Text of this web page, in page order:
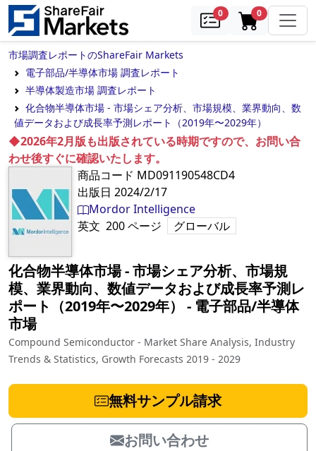
0samples0in cart
市場調査レポートのShareFair Markets
電子部品/半導体市場 調査レポート
半導体製造市場 調査レポート
化合物半導体市場 - 市場シェア分析、市場規模、業界動向、数
値データおよび成長率予測レポート（2019年〜2029年）
◆2026年2月版も出版されている時期ですので、お問い合
わせ後すぐに確認いたします。
商品コード MD091190548CD4
出版日 2024/2/17
Mordor Intelligence
英文 200ページ グローバル
化合物半導体市場 - 市場シェア分析、市場規
模、業界動向、数値データおよび成長率予測レ
ポート（2019年〜2029年）
‐ 電子部品/半導体
市場
Compound Semiconductor - Market Share Analysis, Industry
Trends & Statistics, Growth Forecasts 2019 - 2029
無料サンプル請求
お問い合わせ